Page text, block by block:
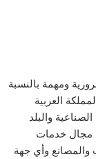
ومهمة بالنسبة
العربية
والبلد
مجال خدمات
والمصانع وأي جهة